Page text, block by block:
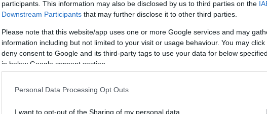
participants. This information may also be disclosed by us to third parties on the
Downstream Participants that may further disclose it to other third parties.
Please note that this website/app uses one or more Google services and may
information including but not limited to your visit or usage behaviour. You may
deny consent to Google and its third-party tags to use your data for below
in below Google consent section.
Personal Data Processing Opt Outs
I want to opt-out of the Sharing of my personal data.